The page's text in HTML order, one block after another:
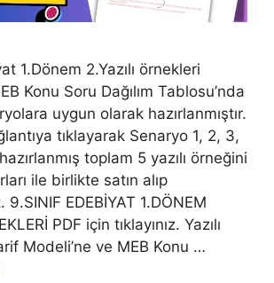
1.Dönem 2.Yazılı örnekleri
Konu Soru Dağılım Tablosu’nda
uygun olarak hazırlanmıştır.
tıklayarak Senaryo 1, 2, 3,
toplam 5 yazılı örneğini
ile birlikte satın alıp
EDEBİYAT 1.DÖNEM
PDF için tıklayınız. Yazılı
Modeli’ne ve MEB Konu …